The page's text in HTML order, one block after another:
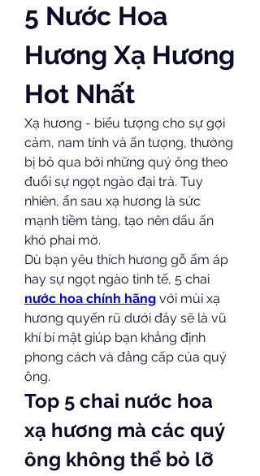
5 Nước Hoa
Hương Xạ Hương
Hot Nhất
Xạ hương - biểu tượng cho sự gợi
cảm, nam tính và ấn tượng, thường
bị bỏ qua bởi những quý ông theo
đuổi sự ngọt ngào đại trà. Tuy
nhiên, ẩn sau xạ hương là sức
mạnh tiềm tàng, tạo nên dấu ấn
khó phai mờ.
Dù bạn yêu thích hương gỗ ấm áp
nước hoa chính hãng với mùi xạ
hương quyến rũ dưới đây sẽ là vũ
khí bí mật giúp bạn khẳng định
phong cách và đẳng cấp của quý
ông.
Top 5 chai nước hoa
xạ hương mà các quý
ông không thể bỏ lỡ